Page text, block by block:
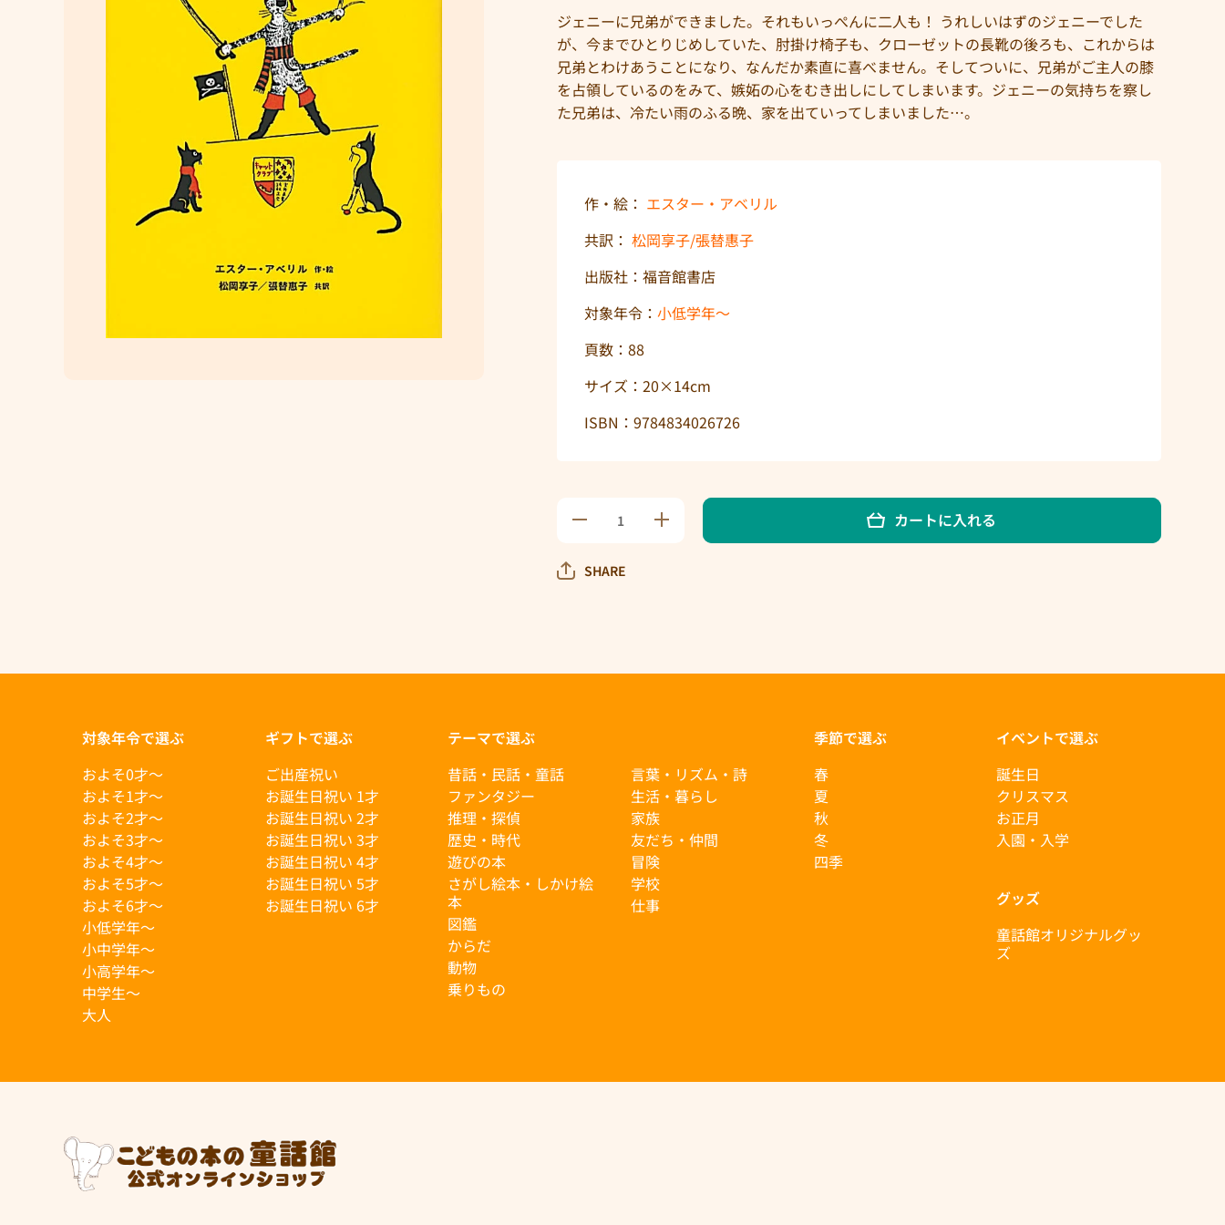
ジェニーに兄弟ができました。それもいっぺんに二人も！ うれしいはずのジェニーでした
が、今までひとりじめしていた、肘掛け椅子も、クローゼットの長靴の後ろも、これからは
兄弟とわけあうことになり、なんだか素直に喜べません。そしてついに、兄弟がご主人の膝
を占領しているのをみて、嫉妬の心をむき出しにしてしまいます。ジェニーの気持ちを察し
た兄弟は、冷たい雨のふる晩、家を出ていってしまいました…。
作・絵： エスター・アベリル
共訳： 松岡享子/張替惠子
出版社：福音館書店
対象年令： 小低学年〜
頁数：88
サイズ：20×14cm
ISBN：9784834026726
ジェ
ょう
だい
ジェ
カートに入れる
SHARE
対象年令で選ぶ
およそ0才〜
およそ1才〜
およそ2才〜
およそ3才〜
およそ4才〜
およそ5才〜
およそ6才〜
小低学年〜
小中学年〜
小高学年〜
中学生〜
大人
ギフトで選ぶ
ご出産祝い
お誕生日祝い 1才
お誕生日祝い 2才
お誕生日祝い 3才
お誕生日祝い 4才
お誕生日祝い 5才
お誕生日祝い 6才
テーマで選ぶ
昔話・民話・童話
ファンタジー
推理・探偵
歴史・時代
遊びの本
さがし絵本・しかけ絵
本
図鑑
からだ
動物
乗りもの
言葉・リズム・詩
生活・暮らし
家族
友だち・仲間
冒険
学校
仕事
季節で選ぶ
春
夏
秋
冬
四季
イベントで選ぶ
誕生日
クリスマス
お正月
入園・入学
グッズ
童話館オリジナルグッ
ズ